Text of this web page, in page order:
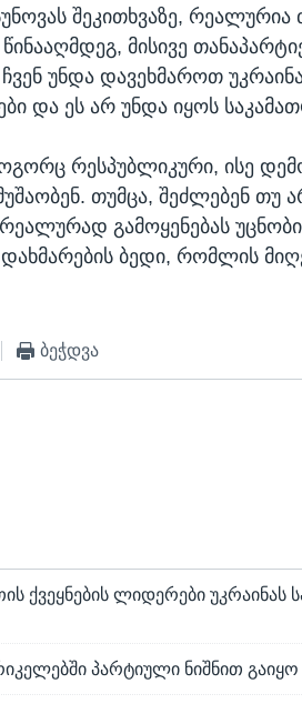
შეკითხვაზე, რეალურია
მისივე
უნდა დავეხმაროთ
და ეს არ უნდა იყოს
რესპუბლიკური, ისე
თუმცა, შეძლებენ თუ
გამოყენებას
ბედი, რომლის
ბეჭდვა
ქვეყნების ლიდერები
პარტიული ნიშნით გაიყო